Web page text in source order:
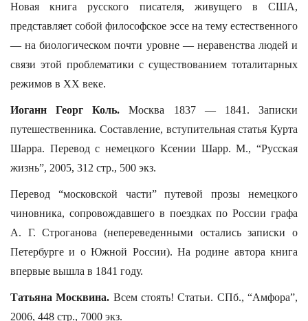
Новая книга русского писателя, живущего в США,
представляет собой философское эссе на тему естественного
— на биологическом почти уровне — неравенства людей и
связи этой проблематики с существованием тоталитарных
режимов в ХХ веке.
Иоганн Георг Коль.Москва 1837 — 1841. Записки
путешественника. Составление, вступительная статья Курта
Шарра. Перевод с немецкого Ксении Шарр. М., “Русская
жизнь”, 2005, 312 стр., 500 экз.
Перевод “московской части” путевой прозы немецкого
чиновника, сопровождавшего в поездках по России графа
А. Г. Строганова (непереведенными остались записки о
Петербурге и о Южной России). На родине автора книга
впервые вышла в 1841 году.
Татьяна Москвина. Всем стоять! Статьи. СПб., “Амфора”,
2006, 448 стр., 7000 экз.